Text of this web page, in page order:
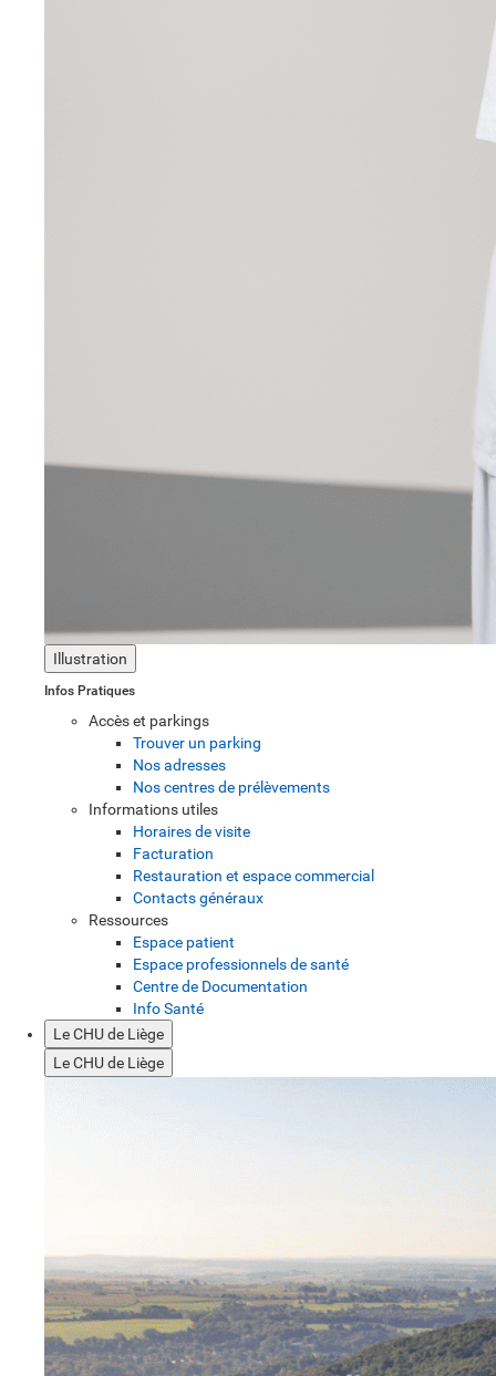
Illustration
Infos Pratiques
Accès et parkings
Trouver un parking
Nos adresses
Nos centres de prélèvements
Informations utiles
Horaires de visite
Facturation
Restauration et espace commercial
Contacts généraux
Ressources
Espace patient
Espace professionnels de santé
Centre de Documentation
Info Santé
Le CHU de Liège
Le CHU de Liège